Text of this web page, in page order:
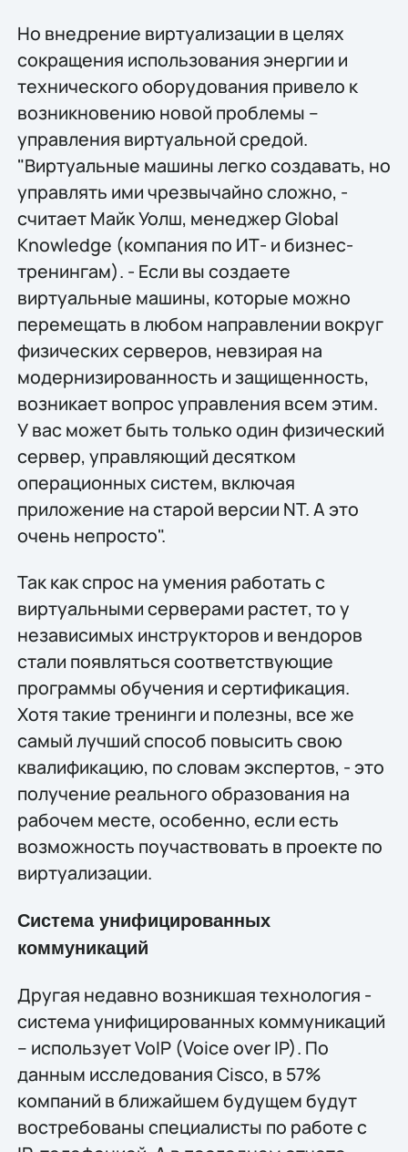
Но внедрение виртуализации в целях
сокращения использования энергии и
технического оборудования привело к
возникновению новой проблемы –
управления виртуальной средой.
"Виртуальные машины легко создавать, но
управлять ими чрезвычайно сложно, -
считает Майк Уолш, менеджер Global
Knowledge (компания по ИТ- и бизнес-
тренингам). - Если вы создаете
виртуальные машины, которые можно
перемещать в любом направлении вокруг
физических серверов, невзирая на
модернизированность и защищенность,
возникает вопрос управления всем этим.
У вас может быть только один физический
сервер, управляющий десятком
операционных систем, включая
приложение на старой версии NT. А это
очень непросто".
Так как спрос на умения работать с
виртуальными серверами растет, то у
независимых инструкторов и вендоров
стали появляться соответствующие
программы обучения и сертификация.
Хотя такие тренинги и полезны, все же
самый лучший способ повысить свою
квалификацию, по словам экспертов, - это
получение реального образования на
рабочем месте, особенно, если есть
возможность поучаствовать в проекте по
виртуализации.
Система унифицированных
коммуникаций
Другая недавно возникшая технология -
система унифицированных коммуникаций
– использует VoIP (Voice over IP). По
данным исследования Cisco, в 57%
компаний в ближайшем будущем будут
востребованы специалисты по работе с